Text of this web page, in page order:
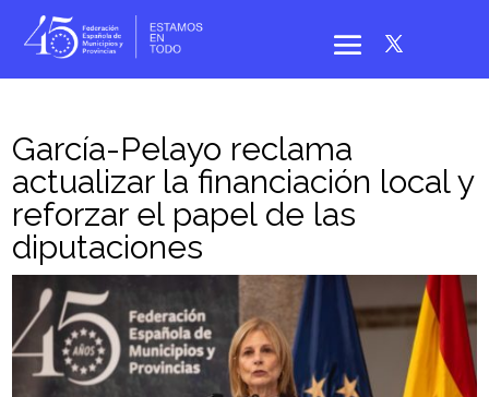
García-Pelayo reclama
actualizar la financiación local y
reforzar el papel de las
diputaciones